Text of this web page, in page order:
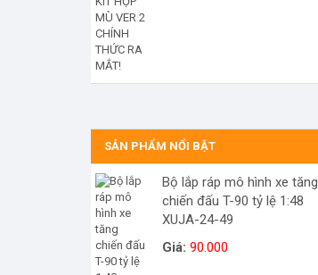
SẢN PHẨM NỔI BẬT
Bộ lắp ráp mô hình xe tăng
chiến đấu T-90 tỷ lệ 1:48
XUJA-24-49
Giá: 90.000